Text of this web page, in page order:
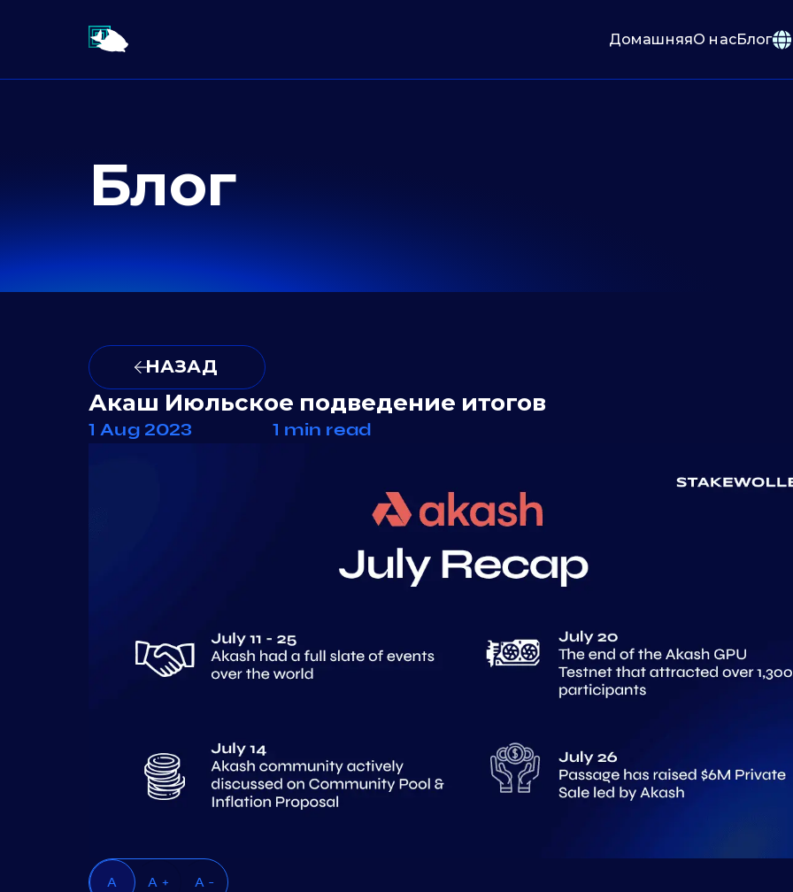
ДомашняяО насБлог
Блог
НАЗАД
Акаш Июльское подведение итогов
1 Aug 2023 1 min read
A A + A -